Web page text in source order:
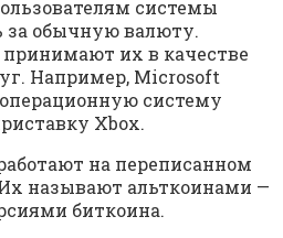
системы
за обычную валюту.
их в качестве
Например, Microsoft
систему
Xbox.
на переписанном
называют альткоинами —
биткоина.